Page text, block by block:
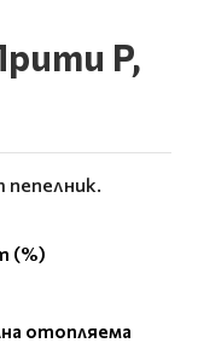
P,
пепелник.
(%)
отопляема